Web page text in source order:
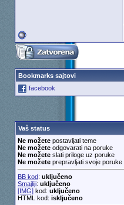
Bookmarks sajtovi
facebook
Vaš status
Ne možetepostavljati teme
Ne možeteodgovarati na poruke
Ne možeteslati priloge uz poruke
Ne možeteprepravljati svoje poruke
BB kod: uključeno
Smajliji: uključeno
[IMG]kod: uključeno
HTML kod: isključeno